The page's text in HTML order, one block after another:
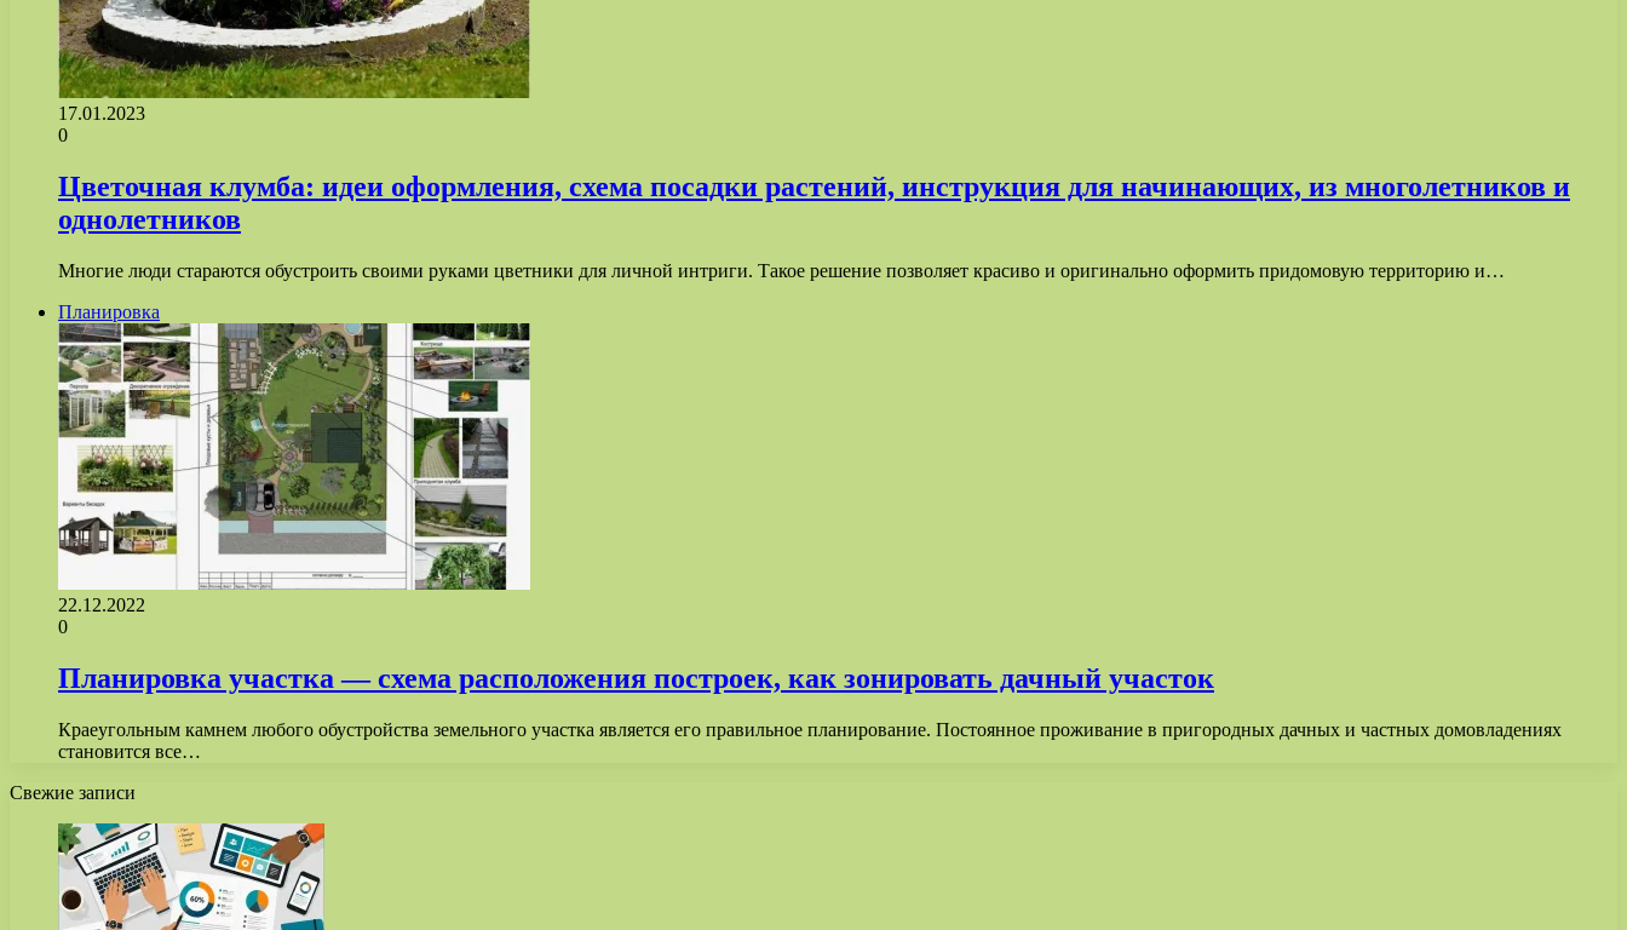
17.01.2023
0
Цветочная клумба: идеи оформления, схема посадки растений, инструкция для начинающих, из многолетников и
однолетников
Многие люди стараются обустроить своими руками цветники для личной интриги. Такое решение позволяет красиво и оригинально оформить придомовую территорию и…
Планировка
22.12.2022
0
Планировка участка — схема расположения построек, как зонировать дачный участок
Краеугольным камнем любого обустройства земельного участка является его правильное планирование. Постоянное проживание в пригородных дачных и частных домовладениях
становится все…
Свежие записи